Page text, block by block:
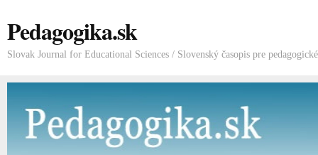
Pedagogika.sk
Slovak Journal for Educational Sciences / Slovenský časopis pre